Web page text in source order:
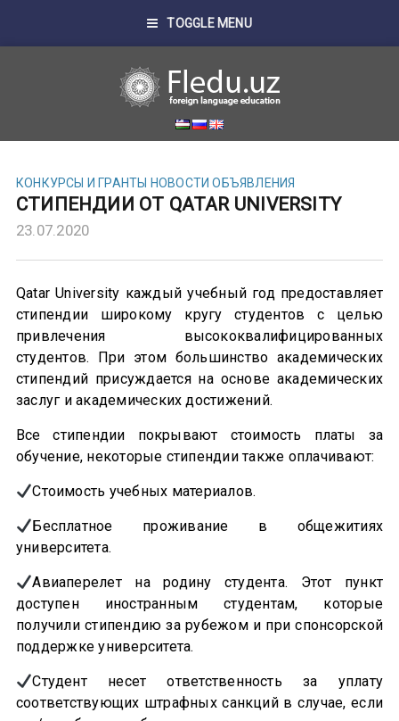
TOGGLE MENU
КОНКУРСЫ И ГРАНТЫ НОВОСТИ ОБЪЯВЛЕНИЯ
СТИПЕНДИИ ОТ QATAR UNIVERSITY
23.07.2020
Qatar University каждый учебный год предоставляет
стипендии широкому кругу студентов с целью
привлечения высококвалифицированных
студентов. При этом большинство академических
стипендий присуждается на основе академических
заслуг и академических достижений.
Все стипендии покрывают стоимость платы за
обучение, некоторые стипендии также оплачивают:
Стоимость учебных материалов.
Бесплатное проживание в общежитиях
университета.
Авиаперелет на родину студента. Этот пункт
доступен иностранным студентам, которые
получили стипендию за рубежом и при спонсорской
поддержке университета.
Студент несет ответственность за уплату
соответствующих штрафных санкций в случае, если